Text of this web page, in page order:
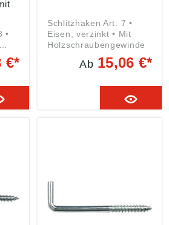
€*
Schlitzhaken Art. 7 •
Eisen, verzinkt • Mit
Holzschraubengewinde
Ab 15,06 €*